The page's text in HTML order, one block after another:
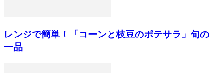
レンジで簡単！「コーンと枝豆のポテサラ」旬の
一品